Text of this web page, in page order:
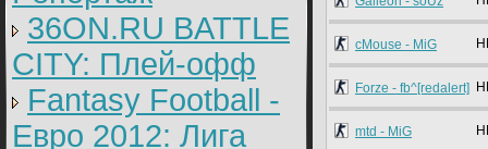
36ON.RU BATTLE
CITY: Плей-офф
Fantasy Football -
Евро 2012: Лига
cMouse - MiG
Forze - fb^[redalert]
mtd - MiG